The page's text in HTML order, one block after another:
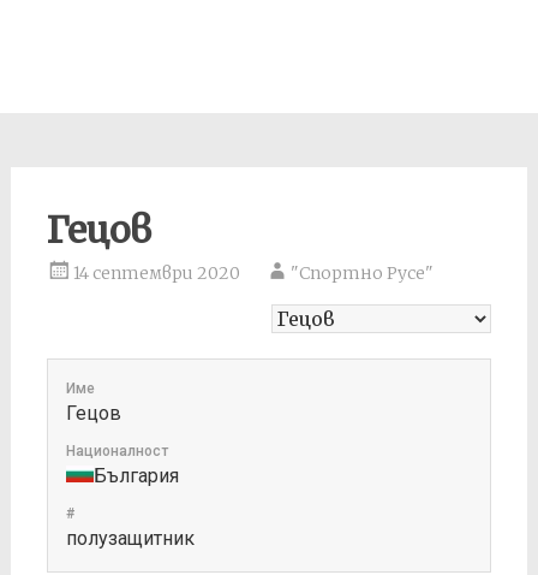
Гецов
14 септември 2020 "Спортно Русе"
Име
Гецов
Националност
България
#
полузащитник